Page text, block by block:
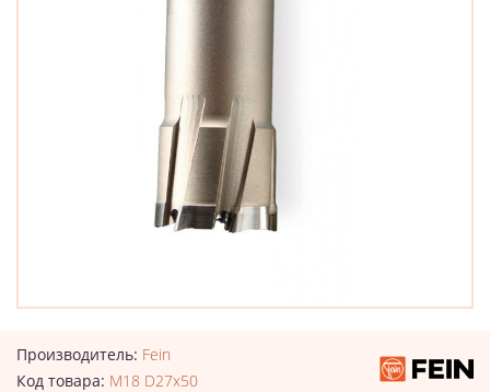
Производитель: Fein
Код товара: M18 D27x50